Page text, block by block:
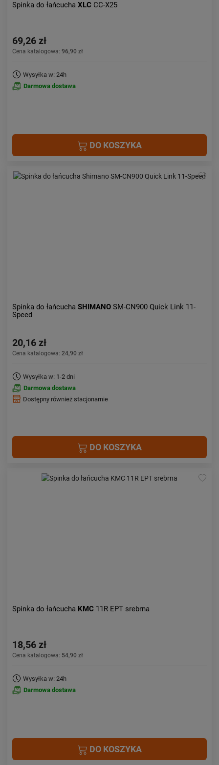
Spinka do łańcucha XLC CC-X25
69,26 zł
Cena katalogowa: 96,90 zł
Wysyłka w: 24h
Darmowa dostawa
DO KOSZYKA
Spinka do łańcucha SHIMANO SM-CN900 Quick Link 11-
Speed
20,16 zł
Cena katalogowa: 24,90 zł
Wysyłka w: 1-2 dni
Darmowa dostawa
Dostępny również stacjonarnie
DO KOSZYKA
Spinka do łańcucha KMC 11R EPT srebrna
18,56 zł
Cena katalogowa: 54,90 zł
Wysyłka w: 24h
Darmowa dostawa
DO KOSZYKA